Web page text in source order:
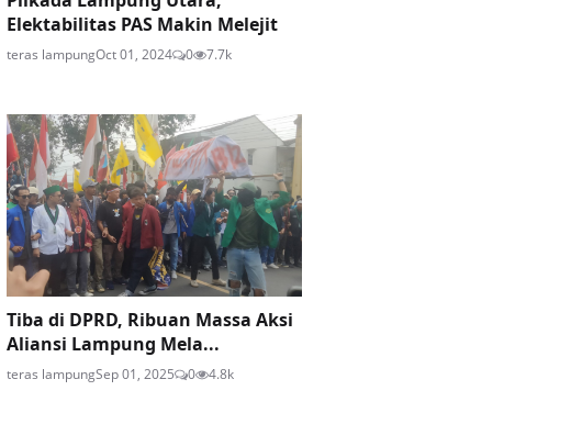
Elektabilitas PAS Makin Melejit
teras lampungOct 01, 2024 0 7.7k
Tiba di DPRD, Ribuan Massa Aksi
Aliansi Lampung Mela...
teras lampungSep 01, 2025 0 4.8k